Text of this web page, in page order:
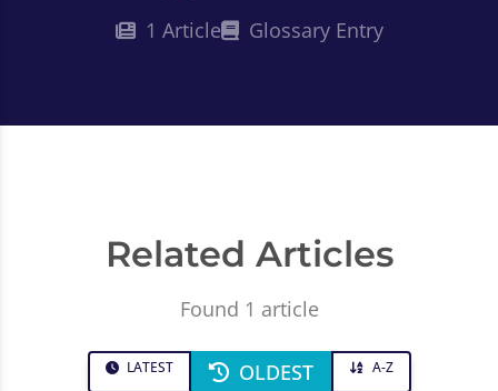
1 Article Glossary Entry
Related Articles
Found 1 article
LATEST OLDEST A-Z